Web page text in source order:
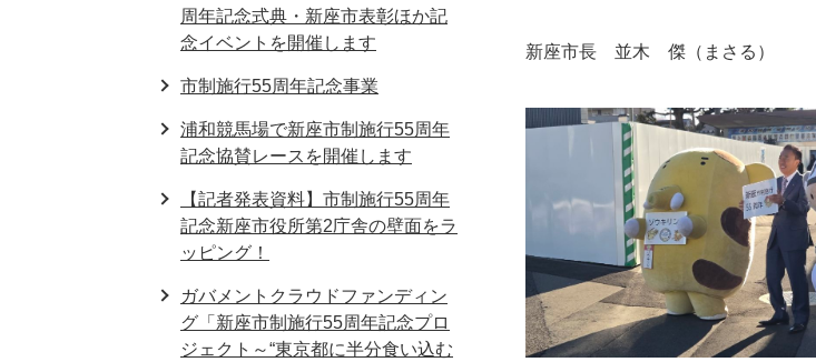
新座市長 並木 傑（まさる）
周年記念式典・新座市表彰ほか記
念イベントを開催します
市制施行55周年記念事業
浦和競馬場で新座市制施行55周年
記念協賛レースを開催します
【記者発表資料】市制施行55周年
記念新座市役所第2庁舎の壁面をラ
ッピング！
ガバメントクラウドファンディン
グ「新座市制施行55周年記念プロ
ジェクト～“東京都に半分食い込む